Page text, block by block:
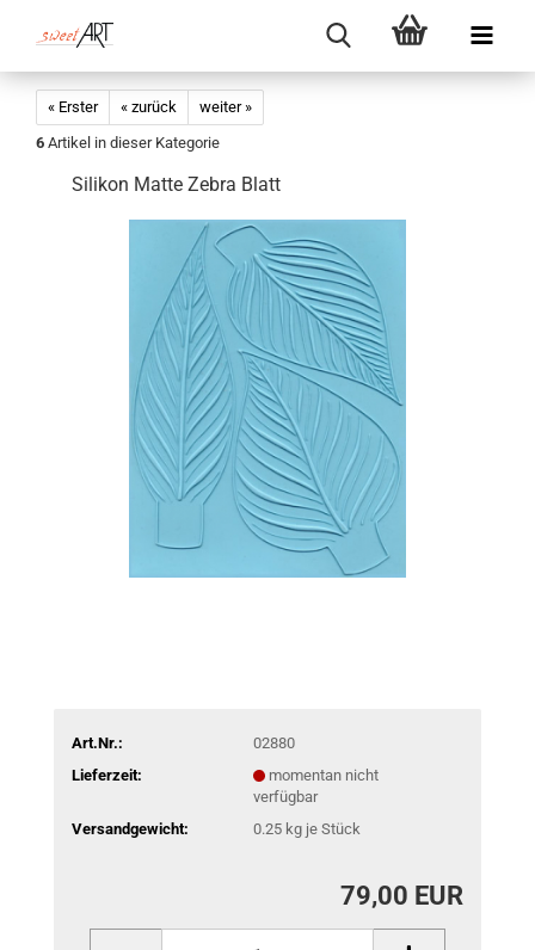
« Erster « zurück
weiter »
6 Artikel in dieser Kategorie
Silikon Matte Zebra Blatt
Art.Nr.:
02880
Lieferzeit:
momentan nicht
verfügbar
Versandgewicht:
0.25kg je Stück
79,00 EUR